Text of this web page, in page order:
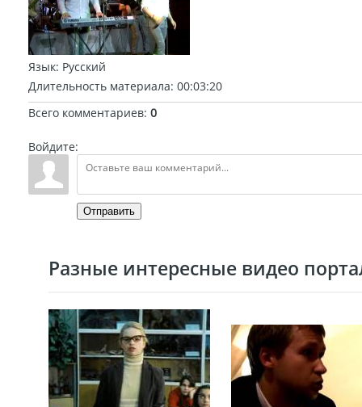
Язык: Русский
Длительность материала: 00:03:20
Всего комментариев: 0
Войдите:
Отправить
Разные интересные видео